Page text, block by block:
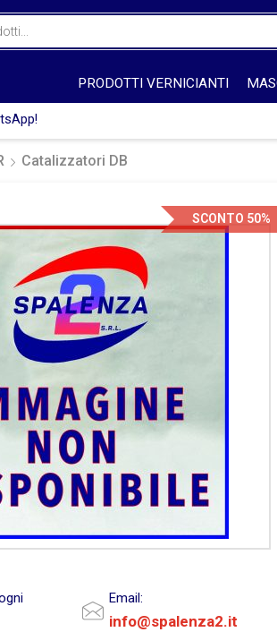
PRODOTTI VERNICIANTI
🚚
Catalizzatori DB
SCONTO 50%
Email:
info@spalenza2.it